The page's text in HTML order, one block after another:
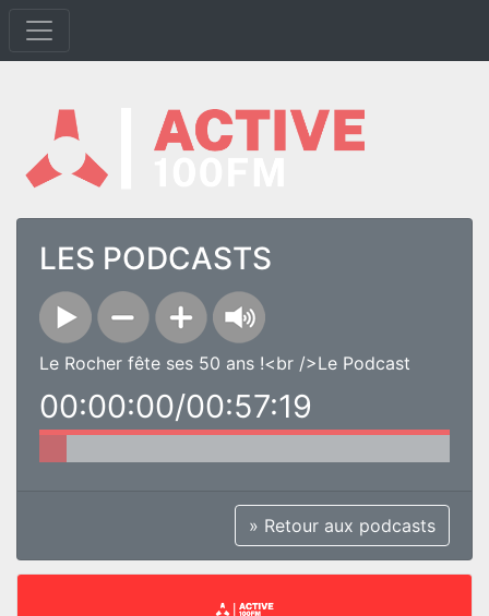
LES PODCASTS
Le Rocher fête ses 50 ans !<br />Le Podcast
00:00:00/00:57:19
» Retour aux podcasts